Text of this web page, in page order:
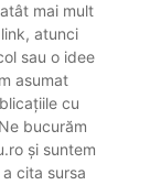
mai mult
atunci
sau o idee
asumat
cu
bucurăm
și suntem
cita sursa